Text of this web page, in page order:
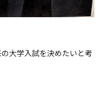
大学入試を決めたいと考